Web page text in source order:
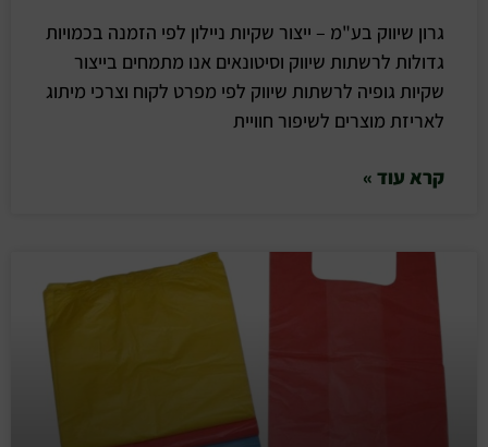
גרון שיווק בע"מ – ייצור שקיות ניילון לפי הזמנה בכמויות
גדולות לרשתות שיווק וסיטונאים אנו מתמחים בייצור
שקיות גופיה לרשתות שיווק לפי מפרט לקוח וצרכי מיתוג
לאריזת מוצרים לשיפור חוויית
קרא עוד »